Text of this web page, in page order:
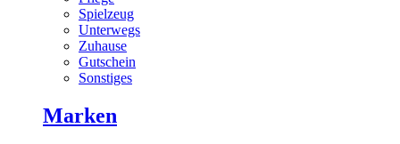
Spielzeug
Unterwegs
Zuhause
Gutschein
Sonstiges
Marken